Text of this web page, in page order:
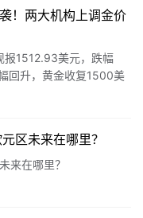
！两大机构上调金价
1512.93美元，跌幅
升，黄金收复1500美
数据均表现不佳，美股
区未来在哪里？
来在哪里？